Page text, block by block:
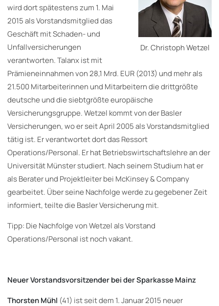
Dr. Christoph Wetzel
wird dort spätestens zum 1. Mai
2015 als Vorstandsmitglied das
Geschäft mit Schaden- und
Unfallversicherungen
verantworten. Talanx ist mit
Prämieneinnahmen von 28,1 Mrd. EUR (2013) und mehr als
21.500 Mitarbeiterinnen und Mitarbeitern die drittgrößte
deutsche und die siebtgrößte europäische
Versicherungsgruppe. Wetzel kommt von der Basler
Versicherungen, wo er seit April 2005 als Vorstandsmitglied
tätig ist. Er verantwortet dort das Ressort
Operations/Personal. Er hat Betriebswirtschaftslehre an der
Universität Münster studiert. Nach seinem Studium hat er
als Berater und Projektleiter bei McKinsey & Company
gearbeitet. Über seine Nachfolge werde zu gegebener Zeit
informiert, teilte die Basler Versicherung mit.
Tipp: Die Nachfolge von Wetzel als Vorstand
Operations/Personal ist noch vakant.
Neuer Vorstandsvorsitzender bei der Sparkasse Mainz
Thorsten Mühl (41) ist seit dem 1. Januar 2015 neuer